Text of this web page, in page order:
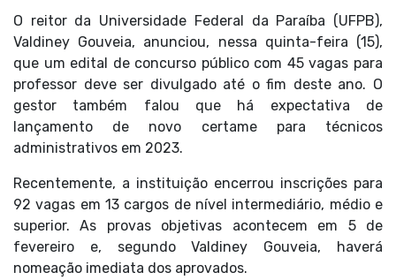
O reitor da Universidade Federal da Paraíba (UFPB),
Valdiney Gouveia, anunciou, nessa quinta-feira (15),
que um edital de concurso público com 45 vagas para
professor deve ser divulgado até o fim deste ano. O
gestor também falou que há expectativa de
lançamento de novo certame para técnicos
administrativos em 2023.
Recentemente, a instituição encerrou inscrições para
92 vagas em 13 cargos de nível intermediário, médio e
superior. As provas objetivas acontecem em 5 de
fevereiro e, segundo Valdiney Gouveia, haverá
nomeação imediata dos aprovados.